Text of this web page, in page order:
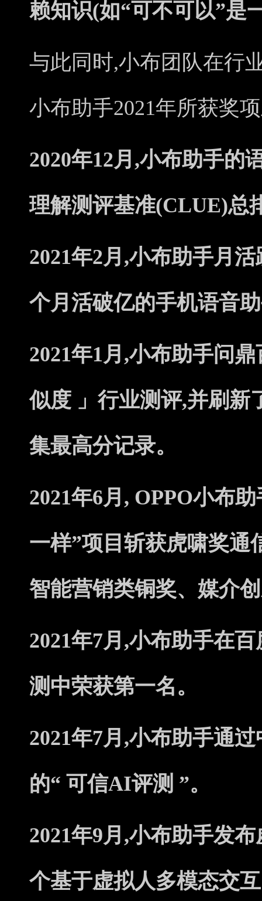
赖知识(如“可不可以”是
与此同时,小布团队在行
小布助手2021年所获奖
2020年12月,小布助手的
理解测评基准(CLUE)总
2021年2月,小布助手月
个月活破亿的手机语音
2021年1月,小布助手问
似度 」行业测评,并刷
集最高分记录。
2021年6月, OPPO小布
一样”项目斩获虎啸奖通
智能营销类铜奖、媒介
2021年7月,小布助手在
测中荣获第一名。
2021年7月,小布助手通
的“ 可信AI评测 ”。
2021年9月,小布助手发
个基于虚拟人多模态交